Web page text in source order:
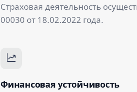
Страховая деятельность
00030 от 18.02.2022 года.
Финансовая устойчивость